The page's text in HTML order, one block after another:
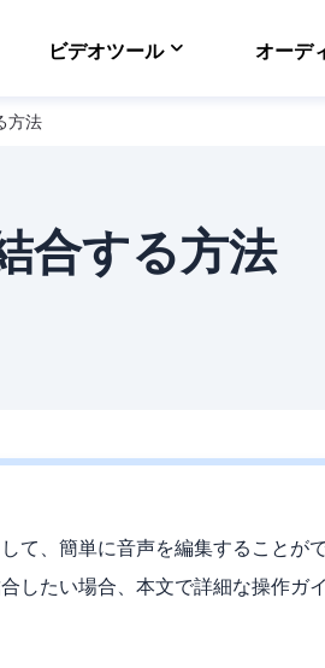
ビデオツール オーデ
方法
合する方法
て、簡単に音声を編集することが
したい場合、本文で詳細な操作ガ